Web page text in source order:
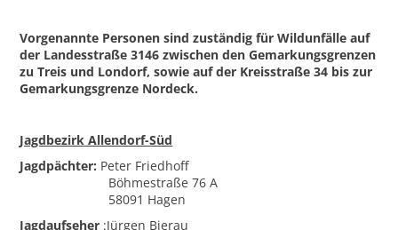
Vorgenannte Personen sind zuständig für Wildunfälle auf
der Landesstraße 3146 zwischen den Gemarkungsgrenzen
zu Treis und Londorf, sowie auf der Kreisstraße 34 bis zur
Gemarkungsgrenze Nordeck.
Jagdbezirk Allendorf-Süd
Jagdpächter: Peter Friedhoff
Böhmestraße 76 A
58091 Hagen
Jagdaufseher :Jürgen Bierau